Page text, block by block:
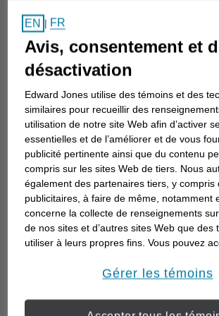
Comment choisir un
conseiller en
Choisir un conseiller en
votre avenir. Voici comment
EN | FR
Avis, consentement et
désactivation
Edward Jones utilise des témoins et des
similaires pour recueillir des
utilisation de notre site Web afin d’activer
essentielles et de l’améliorer et de vous
publicité pertinente ainsi que du contenu
compris sur les sites Web de tiers. Nous
également des partenaires tiers, y compris
publicitaires, à faire de même, notamment
concerne la collecte de renseignements
de nos sites et d’autres sites Web que des
utiliser à leurs propres fins. Vous pouvez
Pour en savoir plus sur la façon dont nous
veuillez consulter notreDéclaration de
Gérer les témoins